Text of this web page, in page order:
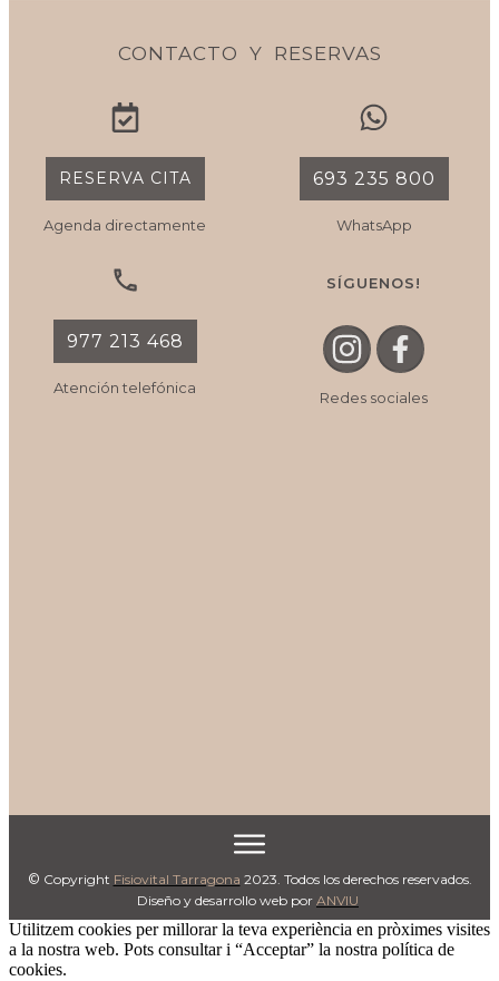
CONTACTO Y RESERVAS
RESERVA CITA
Agenda directamente
977 213 468
Atención telefónica
693 235 800
WhatsApp
SÍGUENOS!
Redes sociales
© Copyright Fisiovital Tarragona 2023. Todos los derechos reservados.
Diseño y desarrollo web por ANVIU
Utilitzem cookies per millorar la teva experiència en pròximes visites
a la nostra web. Pots consultar i “Acceptar” la nostra política de
cookies.